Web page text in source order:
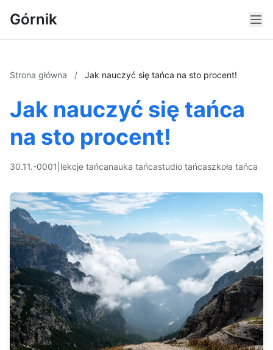
Górnik
Strona główna / Jak nauczyć się tańca na sto procent!
Jak nauczyć się tańca
na sto procent!
30.11.-0001 lekcje tańcanauka tańcastudio tańcaszkoła tańca